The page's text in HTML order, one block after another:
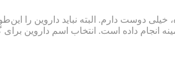
دوست دارم. البته نباید داروین را
انجام داده است. انتخاب اسم داروین